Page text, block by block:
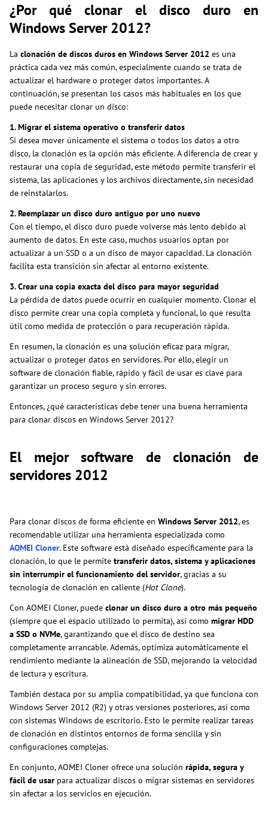
¿Por qué clonar el disco duro en
Windows Server 2012?
La clonación de discos duros en Windows Server 2012 es una
práctica cada vez más común, especialmente cuando se trata de
actualizar el hardware o proteger datos importantes. A
continuación, se presentan los casos más habituales en los que
puede necesitar clonar un disco:
1. Migrar el sistema operativo o transferir datos
Si desea mover únicamente el sistema o todos los datos a otro
disco, la clonación es la opción más eficiente. A diferencia de crear y
restaurar una copia de seguridad, este método permite transferir el
sistema, las aplicaciones y los archivos directamente, sin necesidad
de reinstalarlos.
2. Reemplazar un disco duro antiguo por uno nuevo
Con el tiempo, el disco duro puede volverse más lento debido al
aumento de datos. En este caso, muchos usuarios optan por
actualizar a un SSD o a un disco de mayor capacidad. La clonación
facilita esta transición sin afectar al entorno existente.
3. Crear una copia exacta del disco para mayor seguridad
La pérdida de datos puede ocurrir en cualquier momento. Clonar el
disco permite crear una copia completa y funcional, lo que resulta
útil como medida de protección o para recuperación rápida.
En resumen, la clonación es una solución eficaz para migrar,
actualizar o proteger datos en servidores. Por ello, elegir un
software de clonación fiable, rápido y fácil de usar es clave para
garantizar un proceso seguro y sin errores.
Entonces, ¿qué características debe tener una buena herramienta
para clonar discos en Windows Server 2012?
El mejor software de clonación de
servidores 2012
Para clonar discos de forma eficiente en Windows Server 2012, es
recomendable utilizar una herramienta especializada como
AOMEI Cloner. Este software está diseñado específicamente para la
clonación, lo que le permite transferir datos, sistema y aplicaciones
sin interrumpir el funcionamiento del servidor, gracias a su
tecnología de clonación en caliente (Hot Clone).
Con AOMEI Cloner, puede clonar un disco duro a otro más pequeño
(siempre que el espacio utilizado lo permita), así como migrar HDD
a SSD o NVMe, garantizando que el disco de destino sea
completamente arrancable. Además, optimiza automáticamente el
rendimiento mediante la alineación de SSD, mejorando la velocidad
de lectura y escritura.
También destaca por su amplia compatibilidad, ya que funciona con
Windows Server 2012 (R2) y otras versiones posteriores, así como
con sistemas Windows de escritorio. Esto le permite realizar tareas
de clonación en distintos entornos de forma sencilla y sin
configuraciones complejas.
En conjunto, AOMEI Cloner ofrece una solución rápida, segura y
fácil de usar para actualizar discos o migrar sistemas en servidores
sin afectar a los servicios en ejecución.